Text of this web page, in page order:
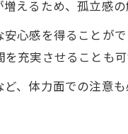
えるため、孤立感
心感を得ることが
充実させることも可
、体力面での注意